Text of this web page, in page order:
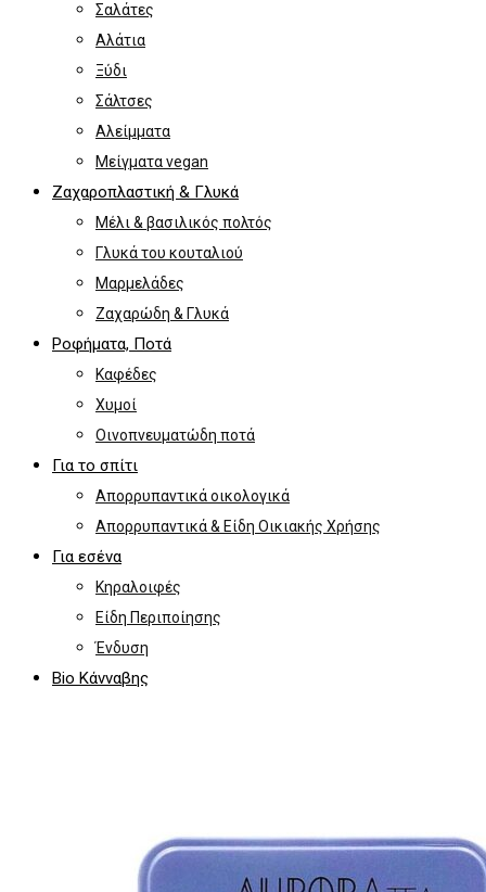
Σαλάτες
Αλάτια
Ξύδι
Σάλτσες
Αλείμματα
Μείγματα vegan
Ζαχαροπλαστική & Γλυκά
Μέλι & βασιλικός πολτός
Γλυκά του κουταλιού
Μαρμελάδες
Ζαχαρώδη & Γλυκά
Ροφήματα, Ποτά
Καφέδες
Χυμοί
Οινοπνευματώδη ποτά
Για το σπίτι
Απορρυπαντικά οικολογικά
Απορρυπαντικά & Είδη Οικιακής Χρήσης
Για εσένα
Κηραλοιφές
Είδη Περιποίησης
Ένδυση
Bio Κάνναβης